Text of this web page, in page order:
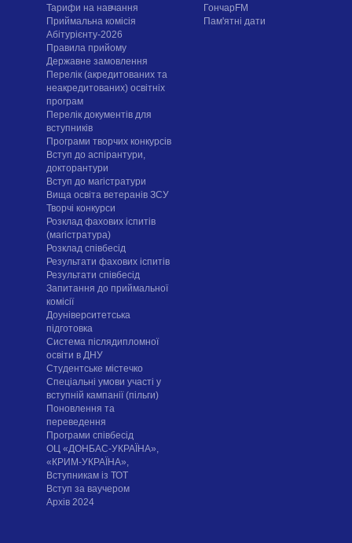
Тарифи на навчання
Приймальна комісія
Абітурієнту-2026
Правила прийому
Державне замовлення
Перелік (акредитованих та
неакредитованих) освітніх
програм
Перелік документів для
вступників
Програми творчих конкурсiв
Вступ до аспірантури,
докторантури
Вступ до магістратури
Вища освіта ветеранів ЗСУ
Творчі конкурси
Розклад фахових іспитів
(магістратура)
Розклад співбесід
Результати фахових іспитів
Результати співбесід
Запитання до приймальної
комісії
Доуніверситетська
підготовка
Система післядипломної
освіти в ДНУ
Cтудентське містечко
Спеціальні умови участі у
вступній кампанії (пільги)
Поновлення та
переведення
Програми співбесід
ОЦ «ДОНБАС-УКРАЇНА»,
«КРИМ-УКРАЇНА»,
Вступникам із ТОТ
Вступ за ваучером
Архів 2024
ГончарFM
Пам'ятні дати